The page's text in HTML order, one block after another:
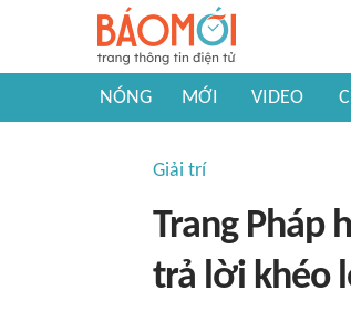
NÓNG MỚI VIDEO
Giải trí
Trang Pháp
trả lời khéo